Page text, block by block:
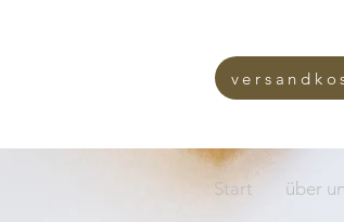
Start über